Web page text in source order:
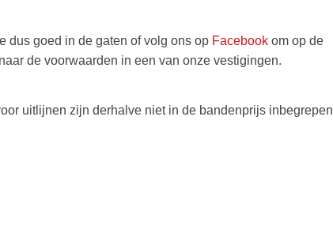
dus goed in de gaten of volg ons op Facebook om op de
de voorwaarden in een van onze vestigingen.
uitlijnen zijn derhalve niet in de bandenprijs inbegrepen